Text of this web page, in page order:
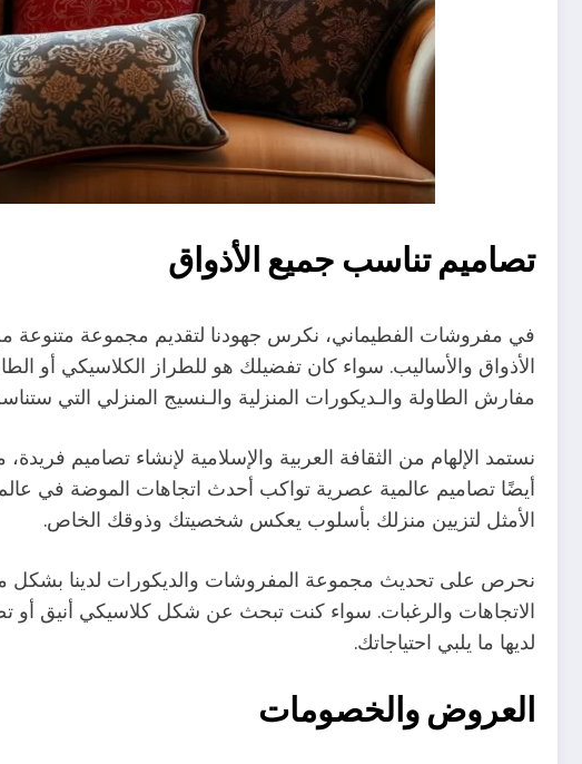
تصاميم تناسب جميع الأذواق
في مفروشات الفطيماني، نكرس جهودنا لتقديم مجموعة متنوعة
الأذواق والأساليب. سواء كان تفضيلك هو للطراز الكلاسيكي أو
مفارش الطاولة والـديكورات المنزلية والـنسيج المنزلي التي
نستمد الإلهام من الثقافة العربية والإسلامية لإنشاء تصاميم
أيضًا تصاميم عالمية عصرية تواكب أحدث اتجاهات الموضة في
الأمثل لتزيين منزلك بأسلوب يعكس شخصيتك وذوقك الخاص.
نحرص على تحديث مجموعة المفروشات والديكورات لدينا بشكل
الاتجاهات والرغبات. سواء كنت تبحث عن شكل كلاسيكي أنيق
لديها ما يلبي احتياجاتك.
العروض والخصومات